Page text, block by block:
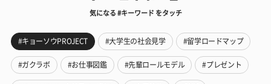
気になる #キーワード をタッチ
#キョーソウPROJECT #大学生の社会見学 #留学ロードマップ
#ガクラボ #お仕事図鑑 #先輩ロールモデル #プレゼント